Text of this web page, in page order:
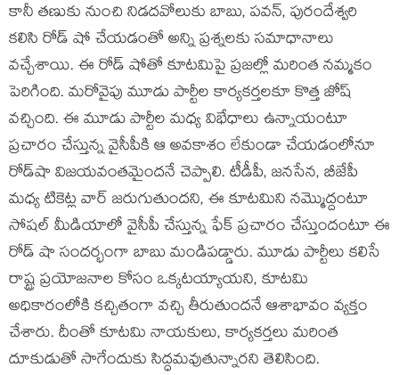
కానీ త‌ణుకు నుంచి నిడ‌ద‌వోలుకు బాబు, ప‌వ‌న్‌, పురందేశ్వ‌రి
క‌లిసి రోడ్ షో చేయ‌డంతో అన్ని ప్ర‌శ్న‌ల‌కు స‌మాధానాలు
వ‌చ్చేశాయి. ఈ రోడ్ షోతో కూట‌మిపై ప్ర‌జ‌ల్లో మ‌రింత న‌మ్మ‌కం
పెరిగింది. మ‌రోవైపు మూడు పార్టీల కార్య‌క‌ర్త‌ల‌కూ కొత్త జోష్
వ‌చ్చింది. ఈ మూడు పార్టీల మ‌ధ్య విభేధాలు ఉన్నాయంటూ
ప్ర‌చారం చేస్తున్న వైసీపీకి ఆ అవ‌కాశం లేకుండా చేయ‌డంలోనూ
రోడ్‌షా విజ‌య‌వంత‌మైంద‌నే చెప్పాలి. టీడీపీ, జ‌న‌సేన‌, బీజేపీ
మ‌ధ్య టికెట్ల వార్ జ‌రుగుతుంద‌ని, ఈ కూట‌మిని న‌మ్మొద్దంటూ
సోష‌ల్ మీడియాలో వైసీపీ చేస్తున్న ఫేక్ ప్ర‌చారం చేస్తుందంటూ ఈ
రోడ్ షా సంద‌ర్భంగా బాబు మండిప‌డ్డారు. మూడు పార్టీలు క‌లిసే
రాష్ట్ర ప్ర‌యోజ‌నాల కోసం ఒక్క‌ట‌య్యాయ‌ని, కూట‌మి
అధికారంలోకి క‌చ్చితంగా వ‌చ్చి తీరుతుంద‌నే ఆశాభావం వ్య‌క్తం
చేశారు. దీంతో కూట‌మి నాయ‌కులు, కార్య‌క‌ర్త‌లు మ‌రింత
దూకుడుతో సాగేందుకు సిద్ధ‌మ‌వుతున్నార‌ని తెలిసింది.